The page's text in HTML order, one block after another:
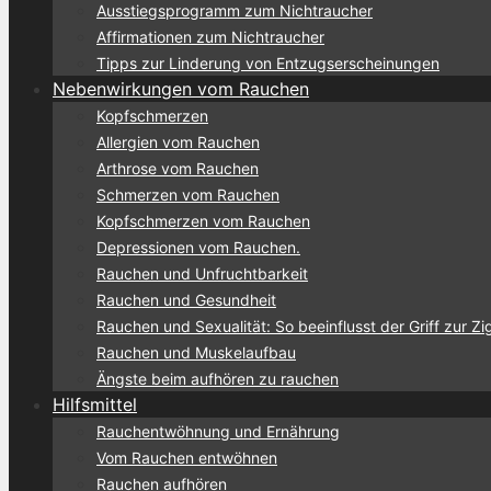
Ausstiegsprogramm zum Nichtraucher
Affirmationen zum Nichtraucher
Tipps zur Linderung von Entzugserscheinungen
Nebenwirkungen vom Rauchen
Kopfschmerzen
Allergien vom Rauchen
Arthrose vom Rauchen
Schmerzen vom Rauchen
Kopfschmerzen vom Rauchen
Depressionen vom Rauchen.
Rauchen und Unfruchtbarkeit
Rauchen und Gesundheit
Rauchen und Sexualität: So beeinflusst der Griff zur
Rauchen und Muskelaufbau
Ängste beim aufhören zu rauchen
Hilfsmittel
Rauchentwöhnung und Ernährung
Vom Rauchen entwöhnen
Rauchen aufhören